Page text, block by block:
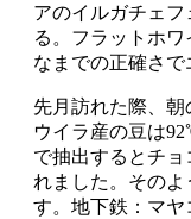
アのイルガチェ
る。フラットホ
なまでの正確さで
先月訪れた際、朝
ウイラ産の豆は
で抽出するとチョ
れました。その
す。地下鉄：マヤ